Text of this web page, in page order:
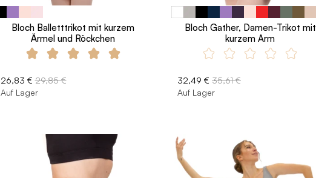
Bloch Balletttrikot mit kurzem
Ärmel und Röckchen
26,83 € 29,85 €
Auf Lager
Bloch Gather, Damen-Trikot mit
kurzem Arm
32,49 € 35,61 €
Auf Lager